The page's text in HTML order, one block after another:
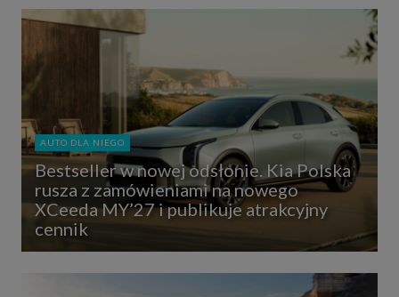
AUTO DLA NIEGO
Bestseller w nowej odsłonie. Kia Polska
rusza z zamówieniami na nowego
XCeeda MY’27 i publikuje atrakcyjny
cennik